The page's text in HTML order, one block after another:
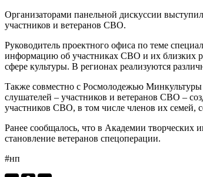
Организаторами панельной дискуссии
участников и ветеранов СВО.
Руководитель проектного офиса по теме
информацию об участниках СВО и их близких
сфере культуры. В регионах реализуются
Также совместно с Росмолодежью
слушателей – участников и ветеранов СВО –
участников СВО, в том числе членов их семей,
Ранее сообщалось, что в Академии
становление ветеранов спецоперации.
#нп